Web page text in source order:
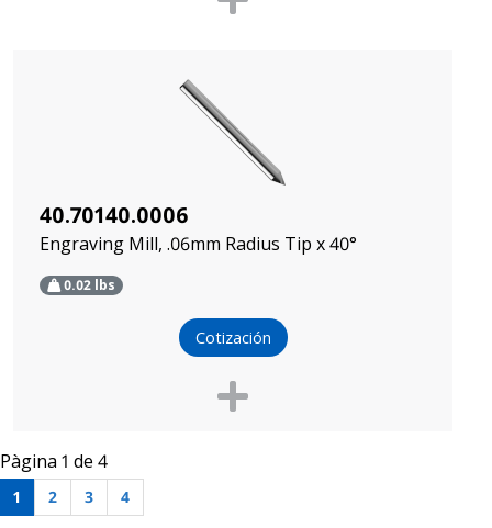
40.70140.0006
Engraving Mill, .06mm Radius Tip x 40°
0.02 lbs
Cotización
Pàgina 1 de 4
1 2 3 4